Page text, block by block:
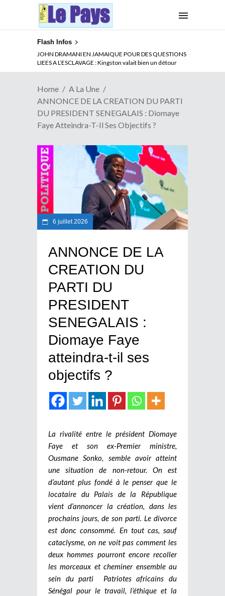
Flash Infos
JOHN DRAMANI EN JAMAIQUE POUR DES QUESTIONS
LIEES A L’ESCLAVAGE : Kingston valait bien un détour
ABSENCE PROLONGEE DE PAUL BIYA DU CAMEROUN :
Qui pilote le Cameroun ?
Home
A La Une
ANNONCE DE LA CREATION DU PARTI
DU PRESIDENT SENEGALAIS : Diomaye
Faye Atteindra-T-Il Ses Objectifs ?
6 juillet 2026
ANNONCE DE LA
CREATION DU
PARTI DU
PRESIDENT
SENEGALAIS :
Diomaye Faye
atteindra-t-il ses
objectifs ?
La rivalité entre le président Diomaye
Faye et son ex-Premier ministre,
Ousmane Sonko, semble avoir atteint
une situation de non-retour. On est
d’autant plus fondé à le penser que le
locataire du Palais de la République
vient d’annoncer la création, dans les
prochains jours, de son parti. Le divorce
est donc consommé. En tout cas, sauf
cataclysme, on ne voit pas comment les
deux hommes pourront encore recoller
les morceaux et cheminer ensemble au
sein du parti Patriotes africains du
Sénégal pour le travail, l’éthique et la